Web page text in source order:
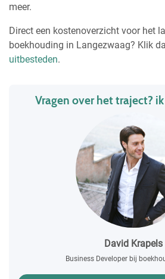
meer.
Direct een kostenoverzicht voor het
boekhouding in Langezwaag? Klik
uitbesteden.
Vragen over het traject?
David Krapels
Business Developer bij